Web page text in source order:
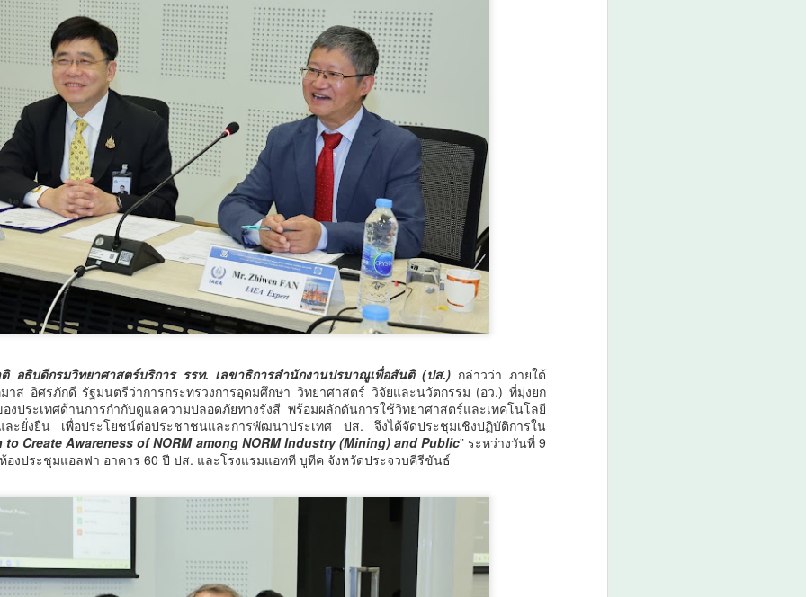
ติ อธิบดีกรมวิทยาศาสตร์บริการ รรท. เลขาธิการสำนักงานปรมาณูเพื่อสันติ (ปส.) กล่าวว่า ภายใต้
าส อิศรภักดี รัฐมนตรีว่าการกระทรวงการอุดมศึกษา วิทยาศาสตร์ วิจัยและนวัตกรรม (อว.) ที่มุ่งยก
งประเทศด้านการกำกับดูแลความปลอดภัยทางรังสี พร้อมผลักดันการใช้วิทยาศาสตร์และเทคโนโลยี
ละยั่งยืน เพื่อประโยชน์ต่อประชาชนและการพัฒนาประเทศ ปส. จึงได้จัดประชุมเชิงปฏิบัติการใน
Create Awareness of NORM among NORM Industry (Mining) and Public” ระหว่างวันที่ 9
งประชุมแอลฟา อาคาร 60 ปี ปส. และโรงแรมแอทที บูทีค จังหวัดประจวบคีรีขันธ์
สุขภาพชุมชน สู่ต้นแบบการ
จัดการสุขภาวะอย่างยั่งยืน
“เตาปูนโมเดล" เกมรุกสู้ NCDsใช้ข้อมูลขับเคลื่อนการพัฒนา สร้าง
นวัตกรรม "ดอกไม้ 3 สี" เชื่อมสถานีสุขภาพ เครือข่าย Caregiver และ
ภูมิปัญญาพื้นบ้าน พัฒนาระบบสุขภาพชุมชน สู่ต้นแบบการจัดการสุข
ภาวะอย่างยั่งยืน
ตำบลเตาปูน อำเภอสอง จังหวัดแพร่ กำลังเผชิญสถานการณ์โรคไม่
ติดต่อเรื้อรัง (NCDs) ที่มีแนวโน้มเพิ่มขึ้นจากพฤติกรรมเสี่ยงด้านสุขภาพ
ของประชาชน ทั้งการดื่มสุรา การสูบบุหรี่ และการบริโภคอาหารรส
หวาน มัน และเค็ม ส่งผลให้ปัจจุบันมีผู้ป่วยโรคเบาหวาน 270 คน และผู้
ป่วยโรคความดันโลหิตสูงกว่า 700 คน จากประชากรทั้งหมด 4,778 คน
เทศบาลตำบลเตาปูนจึงเร่งขับเคลื่อนระบบดูแลสุขภาพเชิงรุกผ่านกลไก
"ตำบลสุขภาวะ" เพื่อป้องกันและลดปัจจัยเสี่ยงของประชาชนอย่างต่อ
เนื่อง
เสี่ยงต่อการเกิดโรคไม่ติดต่อเรื้อรังในหลายด้าน โดยมีผู้ดื่มสุราเป็น
ประจำร้อยละ 34.86 ผู้สูบบุ